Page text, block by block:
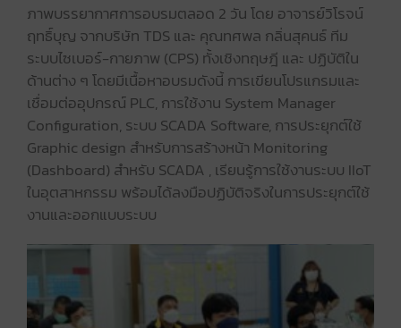
ภาพบรรยากาศการอบรมตลอด 2 วัน โดย อาจารย์วิโรจน์
ฤทธิ์บุญ จากบริษัท TDS และ คุณทศพล กลิ่นสุคนธ์ ทีม
ระบบไซเบอร์-กายภาพ (CPS) ทั้งเชิงทฤษฎี และ ปฏิบัติใน
ด้านต่าง ๆ โดยมีเนื้อหาอบรมดังนี้ การเขียนโปรแกรมและ
เชื่อมต่ออุปกรณ์ PLC, การใช้งาน System Manager
Configuration, ระบบ SCADA Software, การประยุกต์ใช้
Graphic design สำหรับการสร้างหน้า Monitoring
(Dashboard) สำหรับ SCADA , เรียนรู้การใช้งานระบบ IIoT
ในอุตสาหกรรม พร้อมได้ลงมือปฏิบัติจริงในการประยุกต์ใช้
งานและออกแบบระบบ